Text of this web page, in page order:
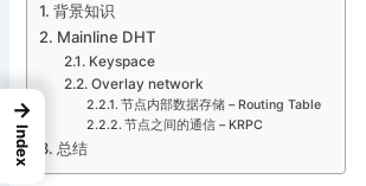
背景知识
Mainline DHT
Keyspace
Overlay network
节点内部数据存储 – Routing Table
节点之间的通信 – KRPC
总结
→
Index